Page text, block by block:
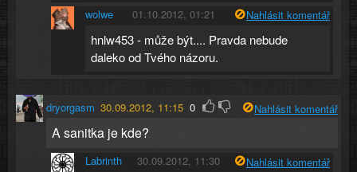
wolwe 01.10.2012, 01:21 Nahlásit komentář
hnlw453 - může být.... Pravda nebude
daleko od Tvého názoru.
dryorgasm 30.09.2012, 11:15 0 Nahlásit komentář
A sanitka je kde?
Labrinth 30.09.2012, 11:30 Nahlásit komentář